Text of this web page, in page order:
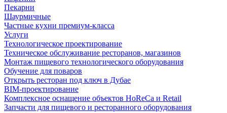
Пекарни
Шаурмичные
Частные кухни премиум-класса
Услуги
Технологическое проектирование
Техническое обслуживание ресторанов, магазинов
Монтаж пищевого технологического оборудования
Обучение для поваров
Открыть ресторан под ключ в Дубае
BIM-проектирование
Комплексное оснащение объектов HoReCa и Retail
Запчасти для пищевого и ресторанного оборудования